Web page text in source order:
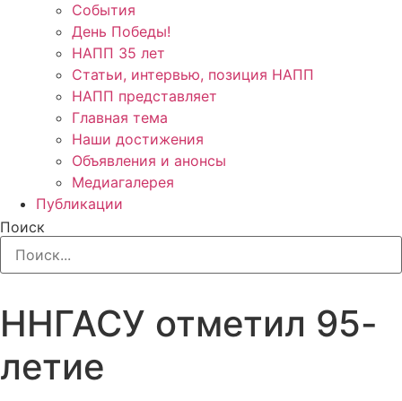
События
День Победы!
НАПП 35 лет
Статьи, интервью, позиция НАПП
НАПП представляет
Главная тема
Наши достижения
Объявления и анонсы
Медиагалерея
Публикации
Поиск
ННГАСУ отметил 95-
летие